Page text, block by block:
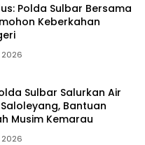
Polda Sulbar Bersama
Keberkahan
2026
Sulbar Salurkan Air
Bantuan
Musim Kemarau
2026